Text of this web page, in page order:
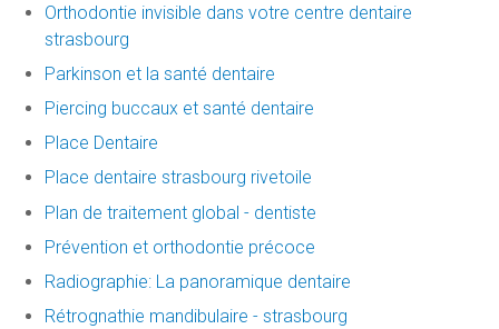
Orthodontie invisible dans votre centre dentaire
strasbourg
Parkinson et la santé dentaire
Piercing buccaux et santé dentaire
Place Dentaire
Place dentaire strasbourg rivetoile
Plan de traitement global - dentiste
Prévention et orthodontie précoce
Radiographie: La panoramique dentaire
Rétrognathie mandibulaire - strasbourg